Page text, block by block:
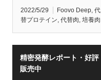
2022/5/29 Foovo Deep, 代
替プロテイン, 代替肉, 培養肉
精密発酵レポート・好評
販売中